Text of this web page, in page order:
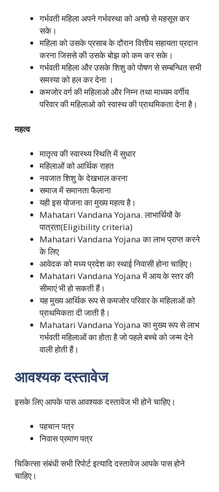
गर्भवती महिला अपने गर्भवस्था को अच्छे से महसूस कर
सके।
महिला को उसके प्रसाब के दौरान वित्तीय सहायता प्रदान
करना जिससे की उसके बोझ को कम कर सके।
गर्भवती महिला और उसके शिशु को पोषण से सम्बन्धित सभी
समस्या को हल कर देना ।
कमजोर वर्ग की महिलाओ और निम्न तथा माध्यम वर्गीय
परिवार की महिलाओ को स्वास्थ की प्राथमिकता देना है।
महत्व
मातृत्व की स्वास्थ्य स्थिति में सुधार
महिलाओं को आर्थिक राहत
नवजात शिशु के देखभाल करना
समाज में समानता फैलाना
यही इस योजना का मुख्य महत्व है।
Mahatari Vandana Yojana. लाभार्थियों के
पात्रता(Eligibility criteria)
Mahatari Vandana Yojana का लाभ प्राप्त करने
के लिए
आवेदक को मध्य प्रदेश का स्थाई निवासी होना चाहिए।
Mahatari Vandana Yojana में आय के स्तर की
सीमाएं भी हो सकती हैं।
यह मुख्य आर्थिक रूप से कमजोर परिवार के महिलाओं को
प्राथमिकता दी जाती है।
Mahatari Vandana Yojana का मुख्य रूप से लाभ
गर्भवती महिलाओं का होता है जो पहले बच्चे को जन्म देने
वाली होती हैं।
आवश्यक दस्तावेज
इसके लिए आपके पास आवश्यक दस्तावेज भी होने चाहिए।
पहचान पत्र
निवास प्रमाण पत्र
चिकित्सा संबंधी सभी रिपोर्ट इत्यादि दस्तावेज आपके पास होने
चाहिए।